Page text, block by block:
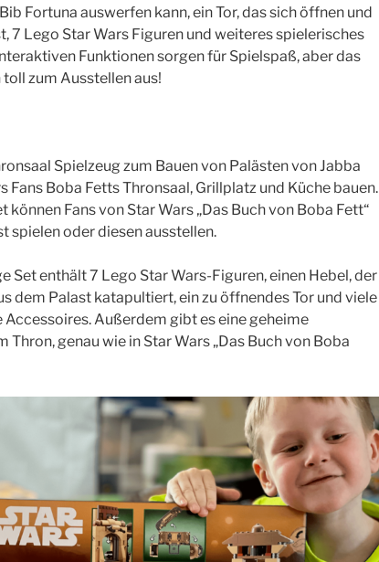
Fortuna auswerfen kann, ein Tor, das sich öffnen und
7 Lego Star Wars Figuren und weiteres spielerisches
Funktionen sorgen für Spielspaß, aber das
toll zum Ausstellen aus!
Spielzeug zum Bauen von Palästen von Jabba
Fans Boba Fetts Thronsaal, Grillplatz und Küche bauen.
können Fans von Star Wars „Das Buch von Boba Fett“
spielen oder diesen ausstellen.
Set enthält 7 Lego Star Wars-Figuren, einen Hebel, der
dem Palast katapultiert, ein zu öffnendes Tor und viele
Accessoires. Außerdem gibt es eine geheime
Thron, genau wie in Star Wars „Das Buch von Boba